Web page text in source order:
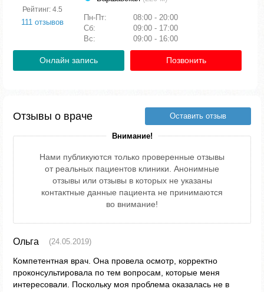
Рейтинг: 4.5
111 отзывов
Пн-Пт:
08:00 - 20:00
Сб:
09:00 - 17:00
Вс:
09:00 - 16:00
Онлайн запись Позвонить
Отзывы о враче Оставить отзыв
Внимание!
Нами публикуются только проверенные отзывы
от реальных пациентов клиники. Анонимные
отзывы или отзывы в которых не указаны
контактные данные пациента не принимаются
во внимание!
Ольга (24.05.2019)
Компетентная врач. Она провела осмотр, корректно
проконсультировала по тем вопросам, которые меня
интересовали. Поскольку моя проблема оказалась не в